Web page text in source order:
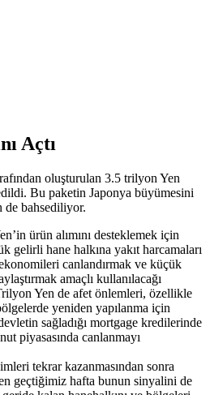
Açtı
oluşturulan 3.5 trilyon Yen
Bu paketin Japonya büyümesini
de bahsediliyor.
ürün alımını desteklemek için
gelirli hane halkına yakıt harcamaları
canlandırmak ve küçük
amaçlı kullanılacağı
Yen de afet önlemleri, özellikle
yeniden yapılanma için
sağladığı mortgage kredilerinde
piyasasında canlanmayı
tekrar kazanmasından sonra
geçtiğimiz hafta bunun sinyalini de